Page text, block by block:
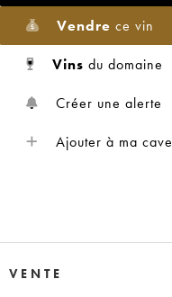
Vendre ce vin
Vins du domaine
Créer une alerte
Ajouter à ma cave